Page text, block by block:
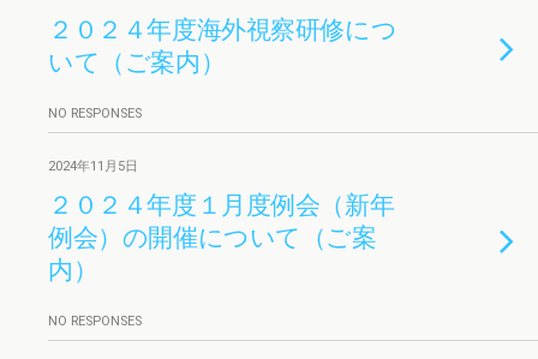
２０２４年度海外視察研修につ
いて（ご案内）
NO RESPONSES
2024年11月5日
２０２４年度１月度例会（新年
例会）の開催について（ご案
内）
NO RESPONSES